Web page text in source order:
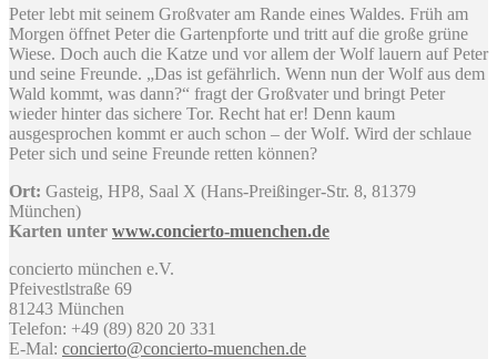
Peter lebt mit seinem Großvater am Rande eines Waldes. Früh am
Morgen öffnet Peter die Gartenpforte und tritt auf die große grüne
Wiese. Doch auch die Katze und vor allem der Wolf lauern auf Peter
und seine Freunde. „Das ist gefährlich. Wenn nun der Wolf aus dem
Wald kommt, was dann?“ fragt der Großvater und bringt Peter
wieder hinter das sichere Tor. Recht hat er! Denn kaum
ausgesprochen kommt er auch schon – der Wolf. Wird der schlaue
Peter sich und seine Freunde retten können?
Ort: Gasteig, HP8, Saal X (Hans-Preißinger-Str. 8, 81379
München)
Karten unter www.concierto-muenchen.de
concierto münchen e.V.
Pfeivestlstraße 69
81243 München
Telefon: +49 (89) 820 20 331
E-Mal: concierto@concierto-muenchen.de